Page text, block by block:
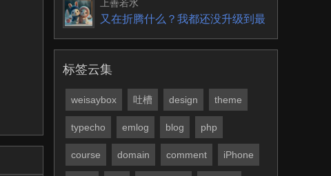
上善若水
又在折腾什么？我都还没升级到最
标签云集
weisaybox 吐槽 design theme
typecho emlog blog php
course domain comment iPhone